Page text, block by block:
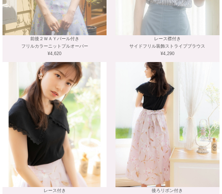
前後２ＷＡＹパール付き
フリルカラーニットプルオーバー
¥4,620
レース襟付き
サイドフリル装飾ストライプブラウス
¥4,290
レース付き
後ろリボン付き